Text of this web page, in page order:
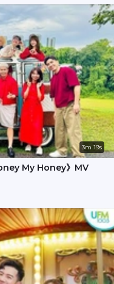
3m 19s
My Honey》MV